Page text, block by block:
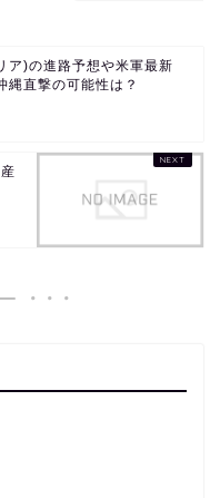
ア)の進路予想や米軍最新
縄直撃の可能性は？